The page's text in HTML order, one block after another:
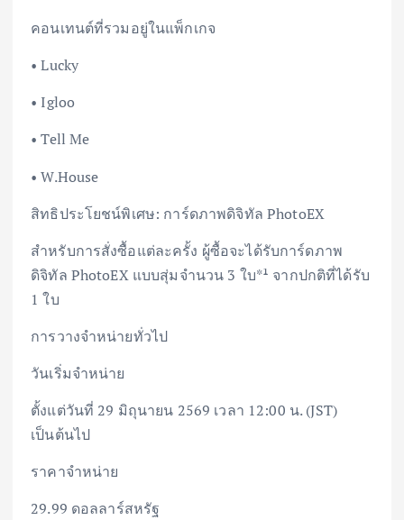
คอนเทนต์ที่รวมอยู่ในแพ็กเกจ
• Lucky
• Igloo
• Tell Me
• W.House
สิทธิประโยชน์พิเศษ: การ์ดภาพดิจิทัล PhotoEX
สำหรับการสั่งซื้อแต่ละครั้ง ผู้ซื้อจะได้รับการ์ดภาพ
ดิจิทัล PhotoEX แบบสุ่มจำนวน 3 ใบ*¹ จากปกติที่ได้รับ
1 ใบ
การวางจำหน่ายทั่วไป
วันเริ่มจำหน่าย
ตั้งแต่วันที่ 29 มิถุนายน 2569 เวลา 12:00 น. (JST)
เป็นต้นไป
ราคาจำหน่าย
29.99 ดอลลาร์สหรัฐ